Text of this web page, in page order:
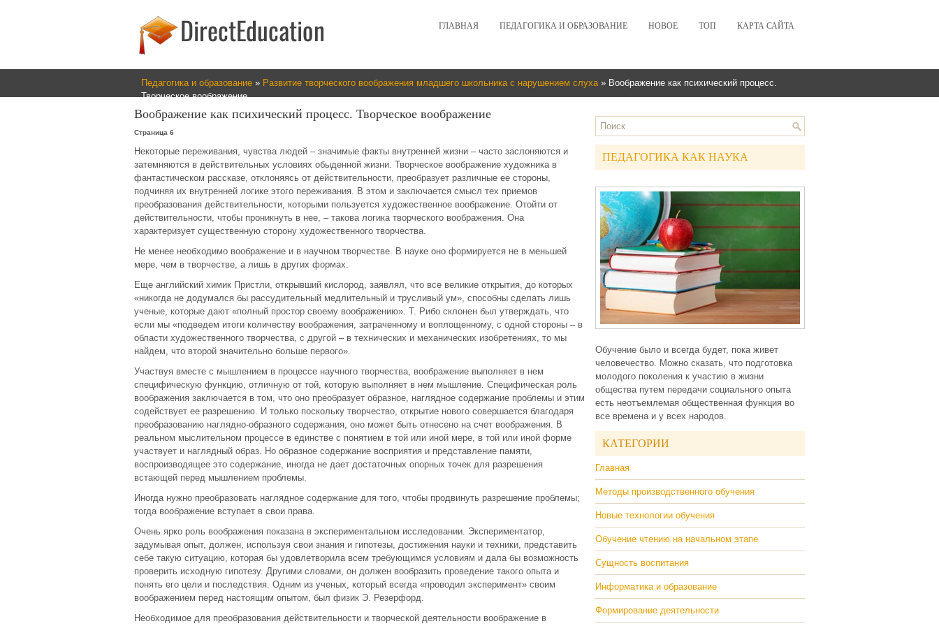
ГЛАВНАЯ ПЕДАГОГИКА И ОБРАЗОВАНИЕ НОВОЕ ТОП КАРТА САЙТА
Педагогика и образование » Развитие творческого воображения младшего школьника с нарушением слуха» Воображение как психический процесс.
Творческое воображение
Воображение как психический процесс. Творческое воображение
Страница 6
Некоторые переживания, чувства людей – значимые факты внутренней жизни – часто заслоняются и
затемняются в действительных условиях обыденной жизни. Творческое воображение художника в
фантастическом рассказе, отклоняясь от действительности, преобразует различные ее стороны,
подчиняя их внутренней логике этого переживания. В этом и заключается смысл тех приемов
преобразования действительности, которыми пользуется художественное воображение. Отойти от
действительности, чтобы проникнуть в нее, – такова логика творческого воображения. Она
характеризует существенную сторону художественного творчества.
Не менее необходимо воображение и в научном творчестве. В науке оно формируется не в меньшей
мере, чем в творчестве, а лишь в других формах.
Еще английский химик Пристли, открывший кислород, заявлял, что все великие открытия, до которых
«никогда не додумался бы рассудительный медлительный и трусливый ум», способны сделать лишь
ученые, которые дают «полный простор своему воображению». Т. Рибо склонен был утверждать, что
если мы «подведем итоги количеству воображения, затраченному и воплощенному, с одной стороны – в
области художественного творчества, с другой – в технических и механических изобретениях, то мы
найдем, что второй значительно больше первого».
Участвуя вместе с мышлением в процессе научного творчества, воображение выполняет в нем
специфическую функцию, отличную от той, которую выполняет в нем мышление. Специфическая роль
воображения заключается в том, что оно преобразует образное, наглядное содержание проблемы и этим
содействует ее разрешению. И только поскольку творчество, открытие нового совершается благодаря
преобразованию наглядно-образного содержания, оно может быть отнесено на счет воображения. В
реальном мыслительном процессе в единстве с понятием в той или иной мере, в той или иной форме
участвует и наглядный образ. Но образное содержание восприятия и представление памяти,
воспроизводящее это содержание, иногда не дает достаточных опорных точек для разрешения
встающей перед мышлением проблемы.
Иногда нужно преобразовать наглядное содержание для того, чтобы продвинуть разрешение проблемы;
тогда воображение вступает в свои права.
Очень ярко роль воображения показана в экспериментальном исследовании. Экспериментатор,
задумывая опыт, должен, используя свои знания и гипотезы, достижения науки и техники, представить
себе такую ситуацию, которая бы удовлетворила всем требующимся условиям и дала бы возможность
проверить исходную гипотезу. Другими словами, он должен вообразить проведение такого опыта и
понять его цели и последствия. Одним из ученых, который всегда «проводил эксперимент» своим
воображением перед настоящим опытом, был физик Э. Резерфорд.
Необходимое для преобразования действительности и творческой деятельности воображение в
ПЕДАГОГИКА КАК НАУКА
Обучение было и всегда будет, пока живет
человечество. Можно сказать, что подготовка
молодого поколения к участию в жизни
общества путем передачи социального опыта
есть неотъемлемая общественная функция во
все времена и у всех народов.
КАТЕГОРИИ
Главная
Методы производственного обучения
Новые технологии обучения
Обучение чтению на начальном этапе
Сущность воспитания
Информатика и образование
Формирование деятельности